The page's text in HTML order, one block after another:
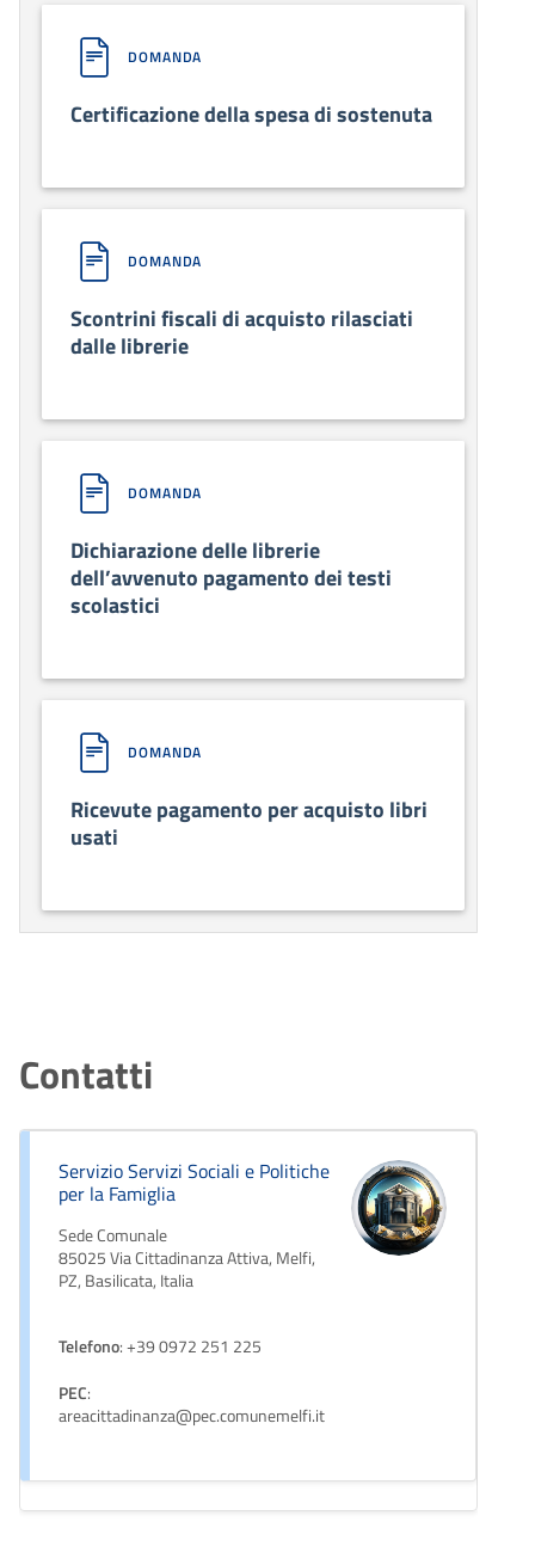
DOMANDA
Certificazione della spesa di sostenuta
DOMANDA
Scontrini fiscali di acquisto rilasciati
dalle librerie
DOMANDA
Dichiarazione delle librerie
dell’avvenuto pagamento dei testi
scolastici
DOMANDA
Ricevute pagamento per acquisto libri
usati
Contatti
Servizio Servizi Sociali e Politiche
per la Famiglia
Sede Comunale
85025 Via Cittadinanza Attiva, Melfi,
PZ, Basilicata, Italia
Telefono: +39 0972 251 225
PEC:
areacittadinanza@pec.comunemelfi.it